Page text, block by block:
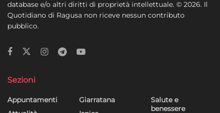
database e/o altri diritti di proprietà intellettuale. © 2026. Il
Quotidiano di Ragusa non riceve nessun contributo
pubblico.
Sezioni
Appuntamenti
Giarratana
Salute e
benessere